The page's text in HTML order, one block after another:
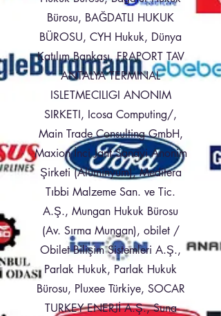
Bürosu, BAĞDATLI HUKUK
BÜROSU, CYH Hukuk, Dünya
Katılım Bankası, FRAPORT TAV
ANTALYA TERMINAL
ISLETMECILIGI ANONIM
SIRKETI, Icosa Computing/,
Main Trade Consulting GmbH,
Maxion İnci Jant Sanayi Anonim
Şirketi (Alüminyum), Meditera
Tıbbi Malzeme San. ve Tic.
A.Ş., Mungan Hukuk Bürosu
(Av. Sırma Mungan), obilet /
Obilet Bilişim Sistemleri A.Ş.,
Parlak Hukuk, Parlak Hukuk
Bürosu, Pluxee Türkiye, SOCAR
TURKEY ENERJİ A.Ş., Suna